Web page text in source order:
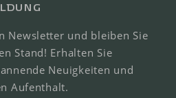
Newsletter und bleiben Sie
Stand! Erhalten Sie
Neuigkeiten und
Aufenthalt.